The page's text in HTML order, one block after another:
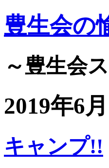
豊生会の
～豊生会
2019年6
キャンプ!!